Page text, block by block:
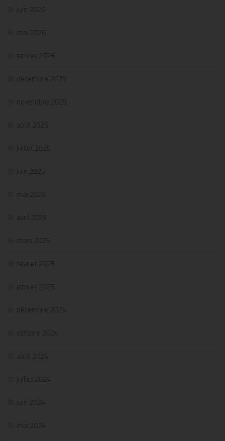
juin 2026
mai 2026
janvier 2026
décembre 2025
novembre 2025
août 2025
juillet 2025
juin 2025
mai 2025
avril 2025
mars 2025
février 2025
janvier 2025
décembre 2024
octobre 2024
août 2024
juillet 2024
juin 2024
mai 2024